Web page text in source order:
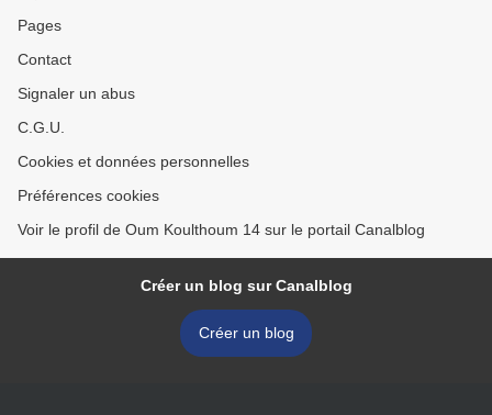
Pages
Contact
Signaler un abus
C.G.U.
Cookies et données personnelles
Préférences cookies
Voir le profil de Oum Koulthoum 14 sur le portail Canalblog
Créer un blog sur Canalblog
Créer un blog